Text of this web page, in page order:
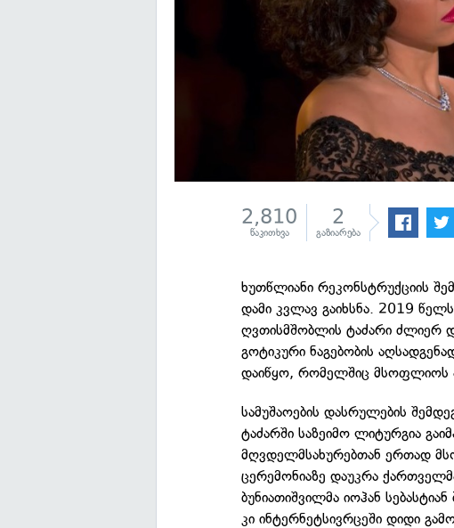
2,810
წაკითხვა
2
გაზიარება
ხუთწლიანი რეკონსტრუქციის
დამი კვლავ გაიხსნა. 2019 წელს
ღვთისმშობლის ტაძარი ძლიერ
გოტიკური ნაგებობის
დაიწყო, რომელშიც მსოფლიოს
სამუშაოების დასრულების
ტაძარში საზეიმო ლიტურგია
მღვდელმსახურებთან ერთად
ცერემონიაზე დაუკრა
ბუნიათიშვილმა იოჰან სებასტიან
კი ინტერნეტსივრცეში დიდი